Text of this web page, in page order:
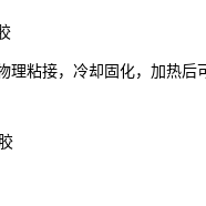
理粘接，冷却固化，加热后